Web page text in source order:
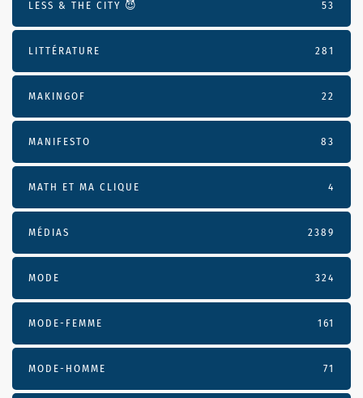
LESS & THE CITY 😈 53
LITTÉRATURE 281
MAKINGOF 22
MANIFESTO 83
MATH ET MA CLIQUE 4
MÉDIAS 2389
MODE 324
MODE-FEMME 161
MODE-HOMME 71